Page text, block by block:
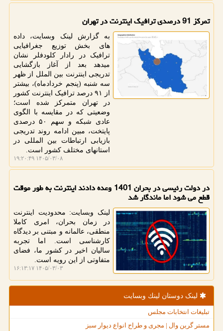
تمرکز 91 درصدی ترافیک اینترنت در تهران
به گزارش لینک وبسایت، داده
های بخش توزیع جغرافیایی
ترافیک در رادار کلودفلر نشان
میدهد بعد از آغاز بازگشایی
تدریجی اینترنت بین الملل از ظهر
سه شنبه (پنجم خردادماه)، بیشتر
از ۹۱ درصد ترافیک اینترنت کشور
در تهران متمرکز شده است؛
وضعیتی که در مقایسه با الگوی
عادی شبکه و سهم ۵۰ درصدی
پایتخت، مبین ادامه روند تدریجی
بازیابی ارتباطات بین المللی در
استانهای مختلف کشور است.
۱۴۰۵/۰۳/۰۸ ۱۹:۲۰:۴۹
در دولت رئیسی در بحران 1401 وعده دادند اینترنت به طور موقت
قطع می شود اما ماندگار شد
لینک وبسایت: محدودیت اینترنت
در زمان بحران، امری کاملا
منطقی، عالمانه و مبتنی بر دیدگاه
کارشناسی است. اما تجربه
سالیان اخیر در کشور ما، فضای
متفاوتی از این رویه است.
۱۴۰۵/۰۳/۰۳ ۱۶:۱۳:۱۷
لینک دوستان لینك وبسایت
تبلیغات انتخابات مجلس
مستر گرین وال | مجری و طراح انواع دیوار سبز